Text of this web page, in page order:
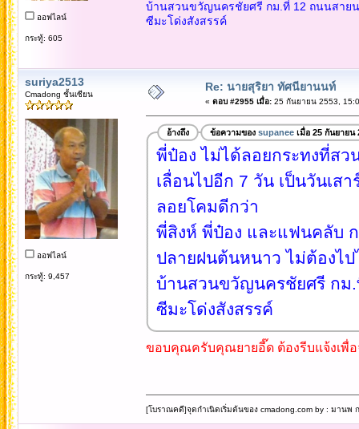
ออฟไลน์
กระทู้: 605
บ้านสวนขวัญนครชัยศรี กม.ที่ 12 ถนนสาย
ซีมะโด่งสังสรรค์
suriya2513
Cmadong ชั้นเซียน
ออฟไลน์
กระทู้: 9,457
Re: นายสุริยา ทัศนียานนท์
« ตอบ #2955 เมื่อ:25 กันยายน 2553,
อ้างถึง ข้อความของ supaneeเมื่อ 25 กันยายน
พี่ป๋อง ไม่ได้ลอยกระทงที่ส
เลื่อนไปอีก 7 วัน เป็นวันเส
ลอยโคมดีกว่า
พี่สิงห์ พี่ป๋อง และแฟนคลับ
ปลายฝนต้นหนาว ไม่ต้องไ
บ้านสวนขวัญนครชัยศรี กม.
ซีมะโด่งสังสรรค์
ขอบคุณครับคุณยายอี๊ด ต้องรีบแจ้งเพื่
[โบราณคดี]จุดกำเนิดเริ่มต้นของ cmadong.com by : มานพ